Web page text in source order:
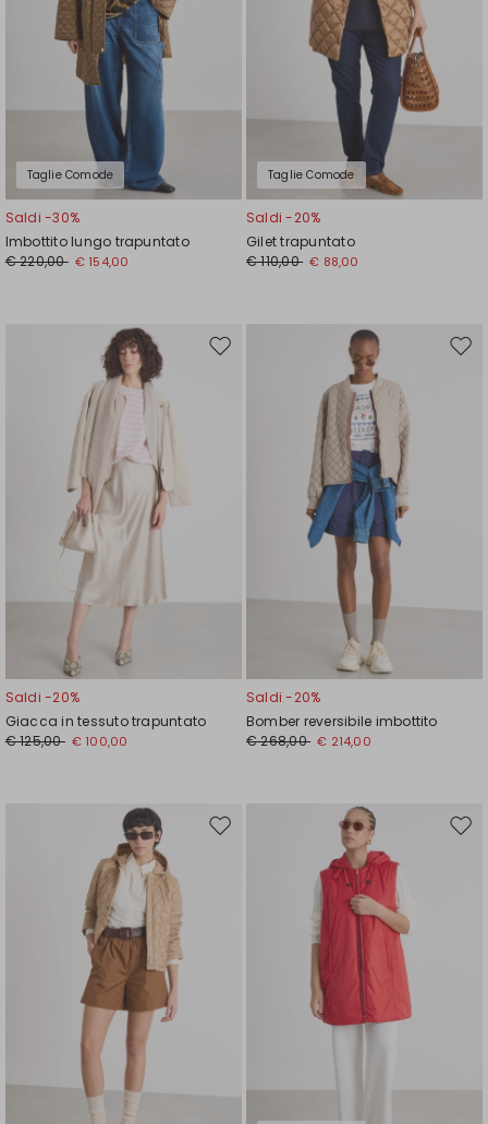
Taglie Comode
Saldi -30%
Imbottito lungo trapuntato
€ 220,00 € 154,00
Taglie Comode
Saldi -20%
Gilet trapuntato
€ 110,00 € 88,00
Sposta
Saldi -20%
Giacca in tessuto trapuntato
€ 125,00 € 100,00
Saldi -20%
Bomber reversibile imbottito
€ 268,00 € 214,00
Sposta